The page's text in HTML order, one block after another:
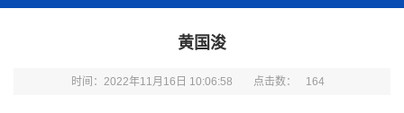
黄国浚
时间：2022年11月16日 10:06:58 点击数： 164